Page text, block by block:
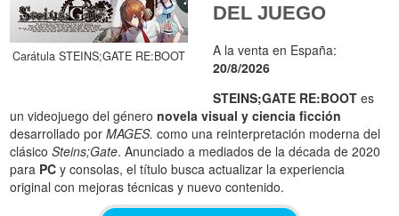
Carátula STEINS;GATE RE:BOOT
DEL JUEGO
A la venta en España:
20/8/2026
STEINS;GATE RE:BOOT es
un videojuego del géneronovela visual y ciencia ficción
desarrollado porMAGES. como una reinterpretación moderna del
clásicoSteins;Gate. Anunciado a mediados de la década de 2020
para PC y consolas, el título busca actualizar la experiencia
original con mejoras técnicas y nuevo contenido.